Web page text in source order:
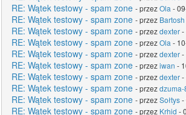
RE: Wątek testowy - spam zone - przezOla -
RE: Wątek testowy - spam zone - przez Bartosh
RE: Wątek testowy - spam zone - przezdexter-
RE: Wątek testowy - spam zone - przezOla -
RE: Wątek testowy - spam zone - przezdexter-
RE: Wątek testowy - spam zone - przeziwan -
RE: Wątek testowy - spam zone - przezdexter-
RE: Wątek testowy - spam zone - przezdzuma-
RE: Wątek testowy - spam zone - przezSołtys-
RE: Wątek testowy - spam zone - przez Krhid -